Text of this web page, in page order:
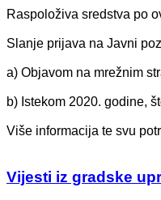
Raspoloživa sredstva po
Slanje prijava na Javni
a) Objavom na mrežnim
b) Istekom 2020. godine,
Više informacija te svu
Vijesti iz gradske